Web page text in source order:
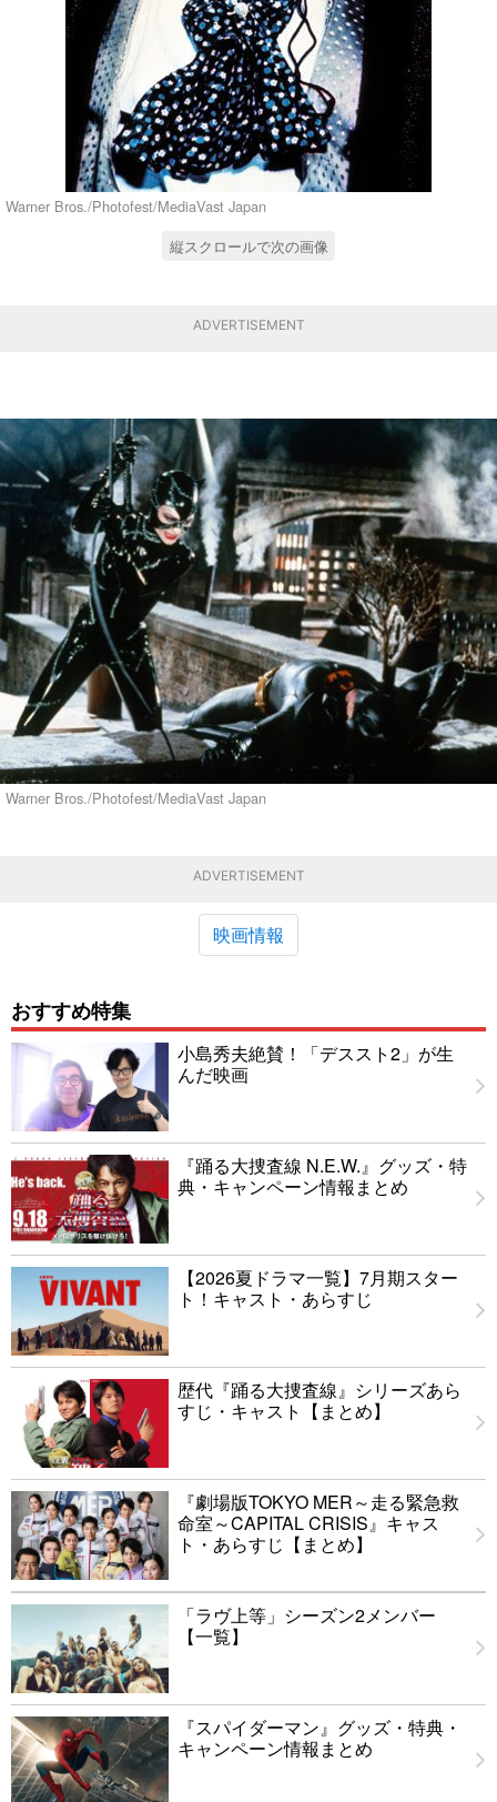
Warner Bros./Photofest/MediaVast Japan
縦スクロールで次の画像
ADVERTISEMENT
Warner Bros./Photofest/MediaVast Japan
ADVERTISEMENT
映画情報
おすすめ特集
小島秀夫絶賛！「デススト2」が生
んだ映画
『踊る大捜査線 N.E.W.』グッズ・特
典・キャンペーン情報まとめ
【2026夏ドラマ一覧】7月期スター
ト！キャスト・あらすじ
歴代『踊る大捜査線』シリーズあら
すじ・キャスト【まとめ】
『劇場版TOKYO MER～走る緊急救
命室～CAPITAL CRISIS』キャス
ト・あらすじ【まとめ】
「ラヴ上等」シーズン2メンバー
【一覧】
『スパイダーマン』グッズ・特典・
キャンペーン情報まとめ